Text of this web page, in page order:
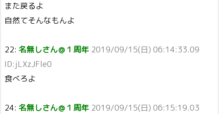
また戻るよ
自然てそんなもんよ
22: 名無しさん＠１周年 2019/09/15(日) 06:14:33.09
ID:jLXzJFle0
食べろよ
24: 名無しさん＠１周年 2019/09/15(日) 06:15:19.03